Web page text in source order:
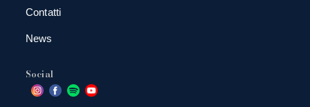
Contatti
News
Social